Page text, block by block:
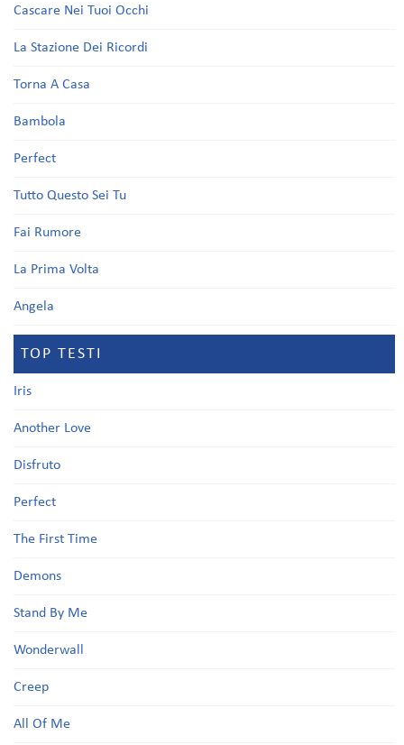
Cascare Nei Tuoi Occhi
La Stazione Dei Ricordi
Torna A Casa
Bambola
Perfect
Tutto Questo Sei Tu
Fai Rumore
La Prima Volta
Angela
TOP TESTI
Iris
Another Love
Disfruto
Perfect
The First Time
Demons
Stand By Me
Wonderwall
Creep
All Of Me